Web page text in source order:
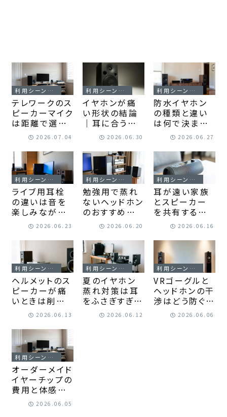
利用シーン別・体質の悩み
テレワークのス
ピーカーマイク
は距離で選ぶ
｜声が遠い悩
みを置き方か
ら整える！
2026.07.04
利用シーン別・体質の悩み
イヤホンが痛
い形状の結論
｜耳に合うタイ
プを見極めよ
2026.06.30
利用シーン別・体質の悩み
防水イヤホン
の種類と違い
は何で決まる？
用途別に選び
方が見えてく
る!
2026.06.27
利用シーン別・体質の悩み
ライブ用耳栓
の違いは音を
楽しみながら
守れること｜
普通の耳栓と
の選び方まで
迷わない！
2026.06.23
利用シーン別・体質の悩み
勉強用で蒸れ
ないヘッドホン
のおすすめ｜
長時間集中し
やすい選び方
が見つかる！
2026.06.20
利用シーン別・体質の悩み
耳が遠い家族
とスピーカー
を共有するおす
すめ候補｜テ
レビも会話も
同じ部屋で楽
しめる選び方！
2026.06.16
利用シーン別・体質の悩み
ヘルメットのス
ピーカーが痛
いときは削る
べきか｜安全
を守る対処順
で快適に近づ
ける！
2026.06.13
利用シーン別・体質の悩み
夏のイヤホン
蒸れ対策は耳
をふさぎすぎな
いこと｜暑い
季節も快適に
2026.06.12
利用シーン別・体質の悩み
VRゴーグルと
ヘッドホンの干
渉はどう防ぐ？
原因別の直し
方がわかりま
2026.06.06
利用シーン別・体質の悩み
オーダーメイド
イヤーチップの
費用と体感は
人によって変
わる？納得して
2026.06.05